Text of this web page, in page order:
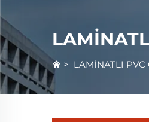
> LAMİNATLI PVC